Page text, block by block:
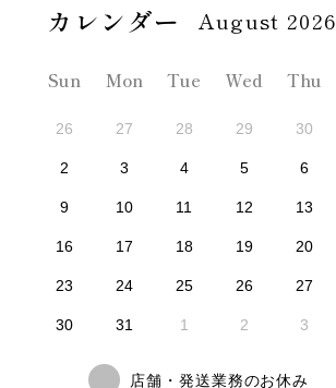
August 2026
Sun Mon Tue Wed Thu
26 27 28 29 30
2 3 4 5 6
9 10 11 12 13
16 17 18 19 20
23 24 25 26 27
30 31 1 2 3
店舗・発送業務のお休み